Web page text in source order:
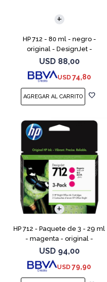
HP 712 - 80 ml - negro -
original - DesignJet -
cartucho de tinta - para
DesignJet Studio, T210, T230,
T250, T630, T650
USD 88,00
USD 74,80
HP 712 - Paquete de 3 - 29 ml
- magenta - original -
DesignJet - cartucho de tinta
- para DesignJet Studio, T210,
T230, T250, T6
USD 94,00
USD 79,90